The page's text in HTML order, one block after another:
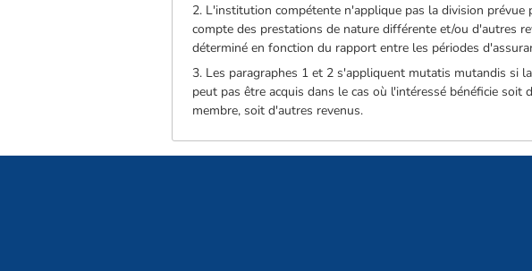
2. L'institution compétente n'applique pas la division
compte des prestations de nature différente et/ou d'autres
déterminé en fonction du rapport entre les périodes
3. Les paragraphes 1 et 2 s'appliquent mutatis mutandis si
peut pas être acquis dans le cas où l'intéressé bénéficie
membre, soit d'autres revenus.